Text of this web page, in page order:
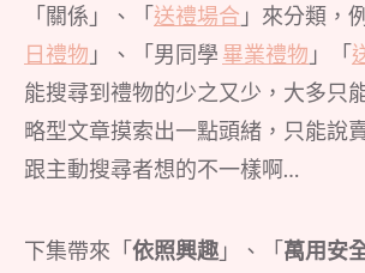
「關係」、「送禮場合 」來分類，
日禮物 」、「男同學 畢業禮物 」「
能搜尋到禮物的少之又少，大多只
略型文章摸索出一點頭緒，只能說
跟主動搜尋者想的不一樣啊…
下集帶來「依照興趣 」、「萬用安